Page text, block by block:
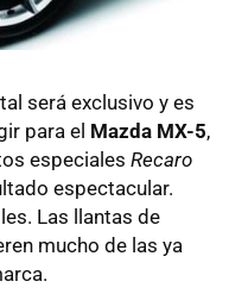
será exclusivo y es
para el Mazda MX-5,
especiales Recaro
espectacular.
Las llantas de
mucho de las ya